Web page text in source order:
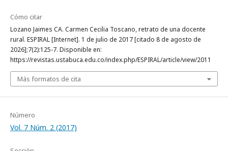
Cómo citar
Lozano Jaimes CA. Carmen Cecilia Toscano, retrato de una docente
rural. ESPIRAL [Internet]. 1 de julio de 2017 [citado 8 de agosto de
2026];7(2):125-7. Disponible en:
https://revistas.ustabuca.edu.co/index.php/ESPIRAL/article/view/2011
Más formatos de cita
Número
Vol. 7 Núm. 2 (2017)